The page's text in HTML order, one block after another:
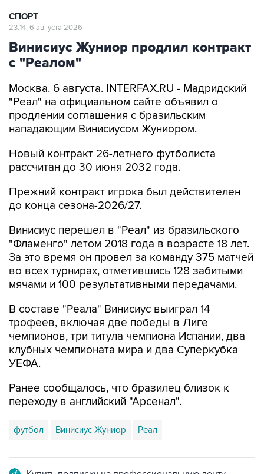
СПОРТ
23:14, 6 августа 2026
Винисиус Жуниор продлил контракт
с "Реалом"
Москва. 6 августа. INTERFAX.RU - Мадридский
"Реал" на официальном сайте объявил о
продлении соглашения с бразильским
нападающим Винисиусом Жуниором.
Новый контракт 26-летнего футболиста
рассчитан до 30 июня 2032 года.
Прежний контракт игрока был действителен
до конца сезона-2026/27.
Винисиус перешел в "Реал" из бразильского
"Фламенго" летом 2018 года в возрасте 18 лет.
За это время он провел за команду 375 матчей
во всех турнирах, отметившись 128 забитыми
мячами и 100 результативными передачами.
В составе "Реала" Винисиус выиграл 14
трофеев, включая две победы в Лиге
чемпионов, три титула чемпиона Испании, два
клубных чемпионата мира и два Суперкубка
УЕФА.
Ранее сообщалось, что бразилец близок к
переходу в английский "Арсенал".
футбол Винисиус Жуниор Реал